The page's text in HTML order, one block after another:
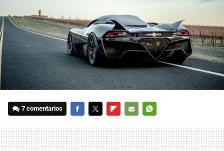
7 comentarios
MAIL